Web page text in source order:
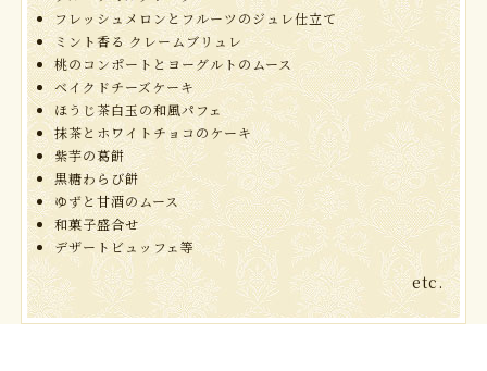
フレッシュメロンとフルーツのジュレ仕立て
ミント香る クレームブリュレ
桃のコンポートとヨーグルトのムース
ベイクドチーズケーキ
ほうじ茶白玉の和風パフェ
抹茶とホワイトチョコのケーキ
紫芋の葛餅
黒糖わらび餅
ゆずと甘酒のムース
和菓子盛合せ
デザートビュッフェ等
etc.